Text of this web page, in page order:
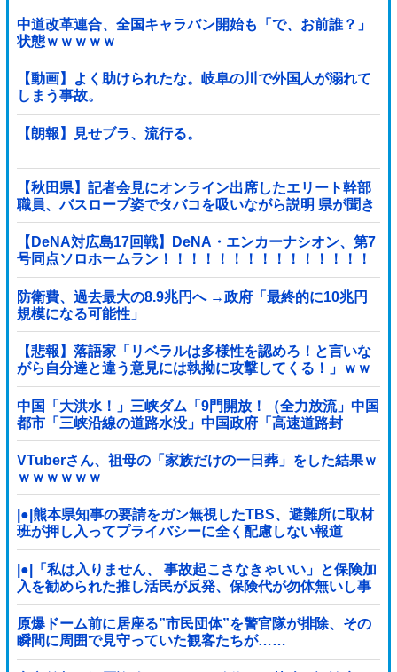
中道改革連合、全国キャラバン開始も「で、お前誰？」
状態ｗｗｗｗｗ
【動画】よく助けられたな。岐阜の川で外国人が溺れて
しまう事故。
【朗報】見せブラ、流行る。
【秋田県】記者会見にオンライン出席したエリート幹部
職員、バスローブ姿でタバコを吸いながら説明 県が聞き
取りへ
【DeNA対広島17回戦】DeNA・エンカーナシオン、第7
号同点ソロホームラン！！！！！！！！！！！！！！！
他
防衛費、過去最大の8.9兆円へ →政府「最終的に10兆円
規模になる可能性」
【悲報】落語家「リベラルは多様性を認めろ！と言いな
がら自分達と違う意見には執拗に攻撃してくる！」ｗｗ
ｗｗｗｗｗｗｗｗｗｗｗｗ
中国「大洪水！」三峡ダム「9門開放！（全力放流」中国
都市「三峡沿線の道路水没」中国政府「高速道路封
鎖！」中国ダム「緊急放流に合わせて開門（土砂崩れ発
生」→
VTuberさん、祖母の「家族だけの一日葬」をした結果ｗ
ｗｗｗｗｗｗ
|●|熊本県知事の要請をガン無視したTBS、避難所に取材
班が押し入ってプライバシーに全く配慮しない報道
を……
|●|「私は入りません、 事故起こさなきゃいい」と保険加
入を勧められた推し活民が反発、保険代が勿体無いし事
故起こしたとして……
原爆ドーム前に居座る”市民団体”を警官隊が排除、その
瞬間に周囲で見守っていた観客たちが……